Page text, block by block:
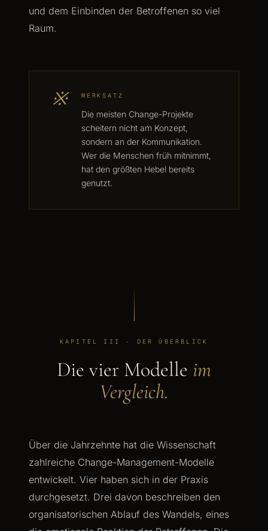
und dem Einbinden der Betroffenen so viel
Raum.
※ MERKSATZ
Die meisten Change-Projekte
scheitern nicht am Konzept,
sondern an der Kommunikation.
Wer die Menschen früh mitnimmt,
hat den größten Hebel bereits
genutzt.
KAPITEL III · DER ÜBERBLICK
Die vier Modelle im
Vergleich.
Über die Jahrzehnte hat die Wissenschaft
zahlreiche Change-Management-Modelle
entwickelt. Vier haben sich in der Praxis
durchgesetzt. Drei davon beschreiben den
organisatorischen Ablauf des Wandels, eines